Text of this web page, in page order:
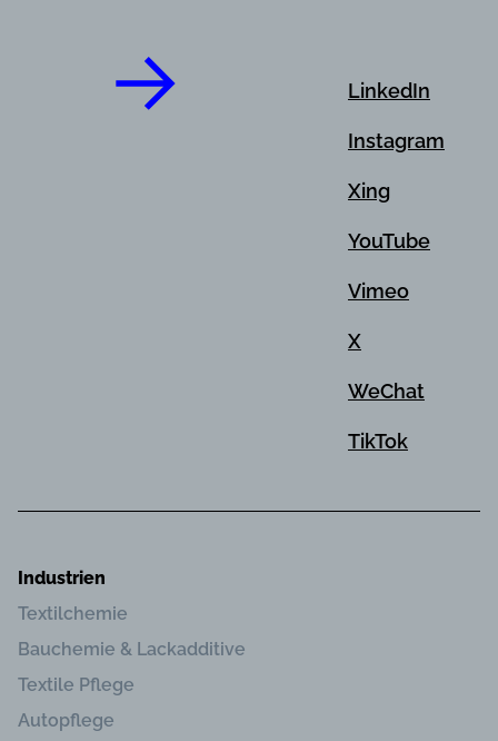
LinkedIn
Instagram
Xing
YouTube
Vimeo
X
WeChat
TikTok
Industrien
Textilchemie
Bauchemie & Lackadditive
Textile Pflege
Autopflege